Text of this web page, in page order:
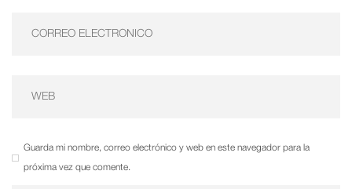
Guarda mi nombre, correo electrónico y web en este navegador para la
próxima vez que comente.